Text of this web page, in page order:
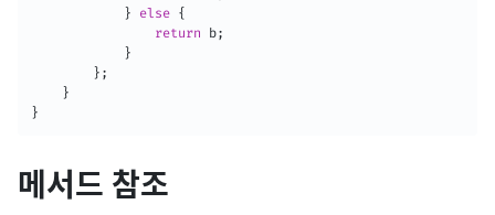
}
else {
return b;
}
} ;
}
}
메서드 참조